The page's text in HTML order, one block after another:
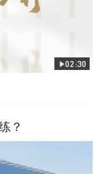
02:30
？